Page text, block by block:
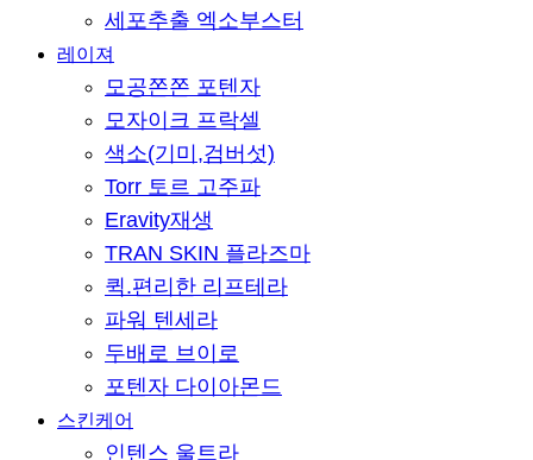
세포추출 엑소부스터
레이져
모공쫀쫀 포텐자
모자이크 프락셀
색소(기미,검버섯)
Torr 토르 고주파
Eravity재생
TRAN SKIN 플라즈마
퀵.편리한 리프테라
파워 텐세라
두배로 브이로
포텐자 다이아몬드
스킨케어
인텐스 울트라